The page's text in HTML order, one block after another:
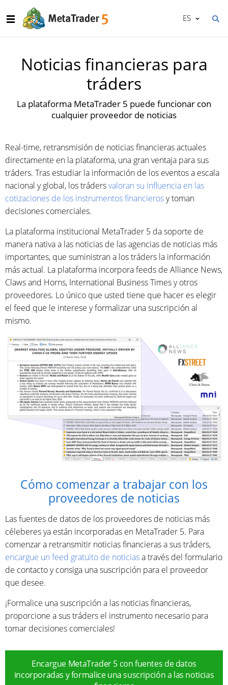
ES
Noticias financieras para
tráders
La plataforma MetaTrader 5 puede funcionar con
cualquier proveedor de noticias
Real-time, retransmisión de noticias financieras actuales
directamente en la plataforma, una gran ventaja para sus
tráders. Tras estudiar la información de los eventos a escala
nacional y global, los trádersvaloran su influencia en las
cotizaciones de los instrumentos financierosy toman
decisiones comerciales.
La plataforma institucional MetaTrader 5 da soporte de
manera nativa a las noticias de las agencias de noticias más
importantes, que suministran a los tráders la información
más actual. La plataforma incorpora feeds de Alliance News,
Claws and Horns, International Business Times y otros
proveedores. Lo único que usted tiene que hacer es elegir
el feed que le interese y formalizar una suscripción al
mismo.
Cómo comenzar a trabajar con los
proveedores de noticias
Las fuentes de datos de los proveedores de noticias más
céleberes ya están incorporadas en MetaTrader 5. Para
comenzar a retransmitir noticias financieras a sus tráders,
encargue un feed gratuito de noticiasa través del formulario
de contacto y consiga una suscripción para el proveedor
que desee.
¡Formalice una suscripción a las noticias financieras,
proporcione a sus tráders el instrumento necesario para
tomar decisiones comerciales!
Encargue MetaTrader 5 con fuentes de datos
incorporadas y formalice una suscripción a las noticias